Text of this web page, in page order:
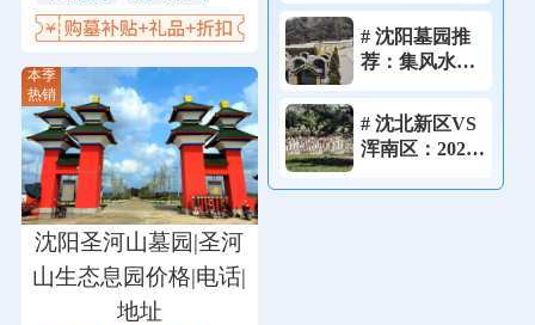
本季
热销
沈阳圣河山墓园|圣河
山生态息园价格|电话|
地址
价格、风水的
完整选墓流
程！
# 沈阳墓园推
荐：集风水、
于一体的理想
选择！
# 沈北新区VS
浑南区：2026